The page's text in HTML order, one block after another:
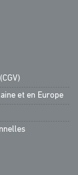
et en Europe